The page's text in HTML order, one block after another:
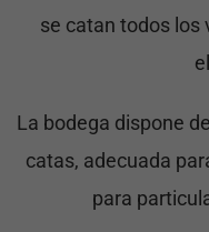
se catan todos los
La bodega dispone
catas, adecuada
para